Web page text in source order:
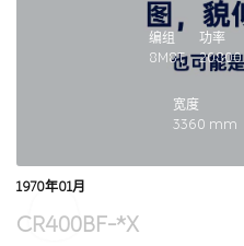
编组
8M8T
功率
20800
宽度
3360 mm
1970年01月
CR400BF-*X